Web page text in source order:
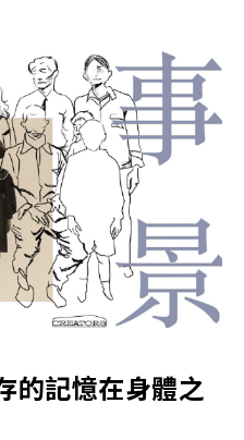
的記憶在身體之